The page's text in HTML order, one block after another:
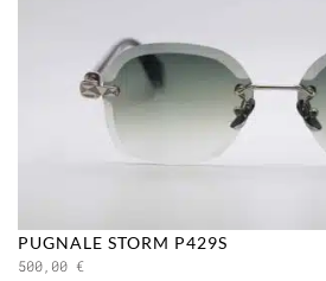
PUGNALE STORM P429S
500,00 €